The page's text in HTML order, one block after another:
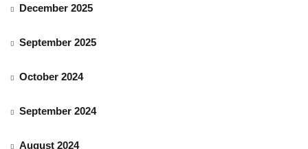
December 2025
September 2025
October 2024
September 2024
August 2024